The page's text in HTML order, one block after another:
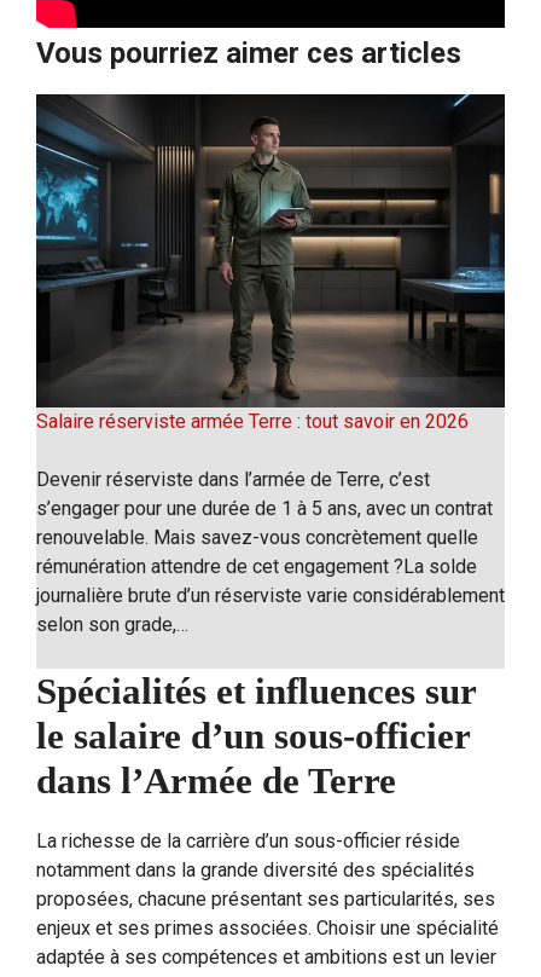
Vous pourriez aimer ces articles
Salaire réserviste armée Terre : tout savoir en 2026
Devenir réserviste dans l’armée de Terre, c’est
s’engager pour une durée de 1 à 5 ans, avec un contrat
renouvelable. Mais savez-vous concrètement quelle
rémunération attendre de cet engagement ?La solde
journalière brute d’un réserviste varie considérablement
selon son grade,…
Spécialités et influences sur
le salaire d’un sous-officier
dans l’Armée de Terre
La richesse de la carrière d’un sous-officier réside
notamment dans la grande diversité des spécialités
proposées, chacune présentant ses particularités, ses
enjeux et ses primes associées. Choisir une spécialité
adaptée à ses compétences et ambitions est un levier